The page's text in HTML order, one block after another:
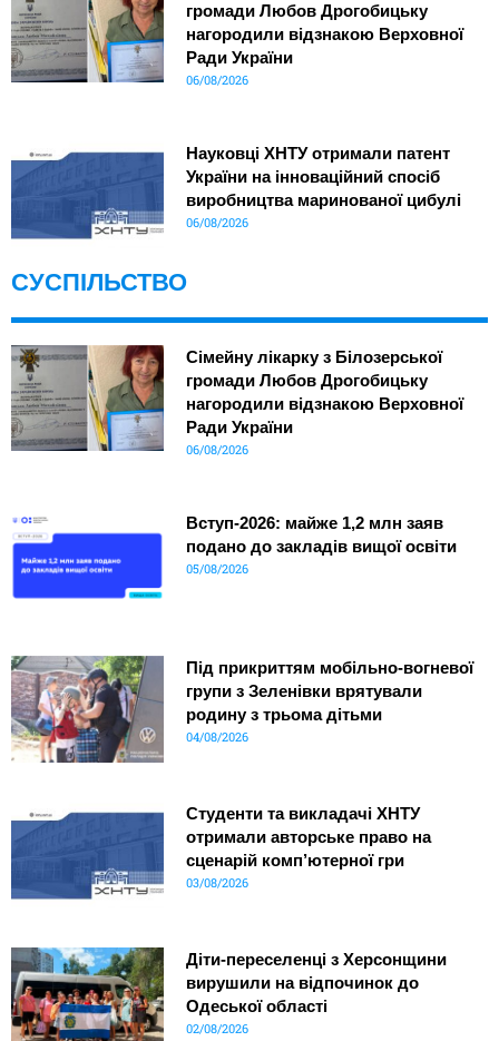
громади Любов Дрогобицьку
нагородили відзнакою Верховної
Ради України
06/08/2026
Науковці ХНТУ отримали патент
України на інноваційний спосіб
виробництва маринованої цибулі
06/08/2026
СУСПІЛЬСТВО
Сімейну лікарку з Білозерської
громади Любов Дрогобицьку
нагородили відзнакою Верховної
Ради України
06/08/2026
Вступ-2026: майже 1,2 млн заяв
подано до закладів вищої освіти
05/08/2026
Під прикриттям мобільно-вогневої
групи з Зеленівки врятували
родину з трьома дітьми
04/08/2026
Студенти та викладачі ХНТУ
отримали авторське право на
сценарій комп’ютерної гри
03/08/2026
Діти-переселенці з Херсонщини
вирушили на відпочинок до
Одеської області
02/08/2026